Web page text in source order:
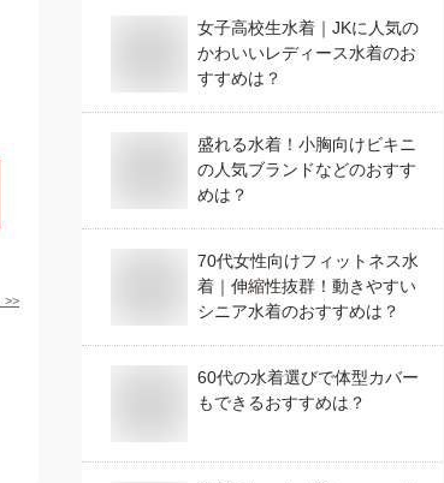
>>
女子高校生水着｜JKに人気の
かわいいレディース水着のお
すすめは？
盛れる水着！小胸向けビキニ
の人気ブランドなどのおすす
めは？
70代女性向けフィットネス水
着｜伸縮性抜群！動きやすい
シニア水着のおすすめは？
60代の水着選びで体型カバー
もできるおすすめは？